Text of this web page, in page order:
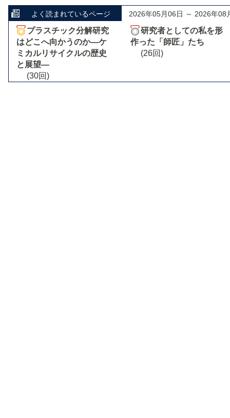
よく読まれているページ 2026年05月06日 ～ 2026年08
プラスチック分解研究
はどこへ向かうのか―ケ
ミカルリサイクルの歴史
と展望―
(30回)
研究者としての私を形
作った「師匠」たち
(26回)